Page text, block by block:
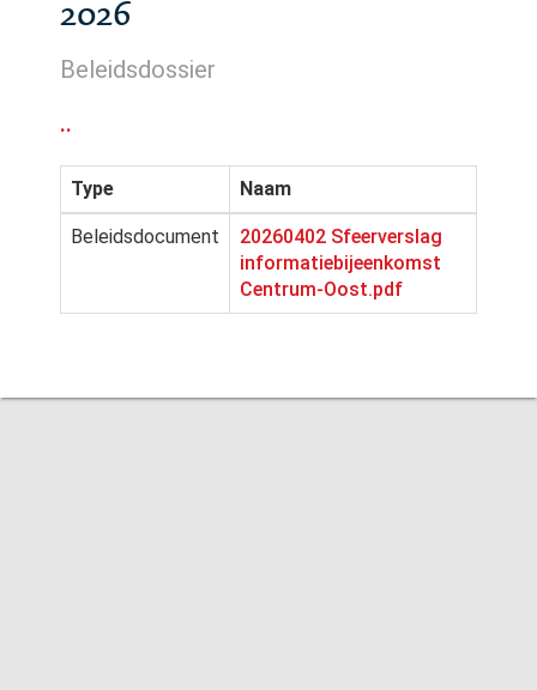
2026
Beleidsdossier
..
Type Naam
Beleidsdocument
20260402 Sfeerverslag
informatiebijeenkomst
Centrum-Oost.pdf